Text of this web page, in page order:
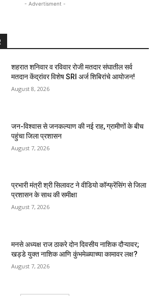
- Advertisment -
शहरात शनिवार व रविवार रोजी मतदार संघातील सर्व
मतदान केंद्रांवर विशेष SRI अर्ज शिबिरांचे आयोजन!
August 8, 2026
जन-विश्वास से जनकल्याण की नई राह, ग्रामीणों के बीच
पहुंचा जिला प्रशासन
August 7, 2026
प्रभारी मंत्री श्री सिलावट ने वीडियो कॉन्फ्रेंसिंग से जिला
प्रशासन के साथ की समीक्षा
August 7, 2026
मनसे अध्यक्ष राज ठाकरे दोन दिवसीय नाशिक दौऱ्यावर;
खड्डे युक्त नाशिक आणि कुंभमेळ्याच्या कामावर लक्ष?
August 7, 2026